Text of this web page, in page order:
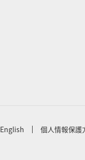
English 個人情報保護